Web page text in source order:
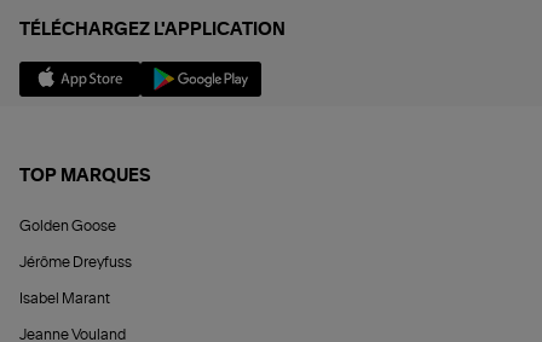
TÉLÉCHARGEZ L'APPLICATION
TOP MARQUES
Golden Goose
Jérôme Dreyfuss
Isabel Marant
Jeanne Vouland